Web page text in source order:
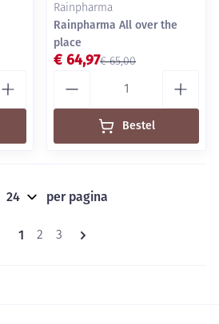
Rainpharma
Rainpharma All over the
place
€ 65,00
€ 64,97
Bestel
Pagina's
U lees momenteel pagina
1 Pagina
2 Pagina
3
per pagina